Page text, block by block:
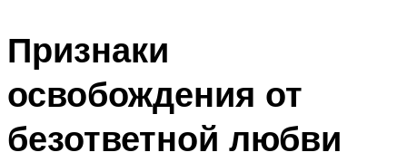
Признаки
освобождения от
безответной любви